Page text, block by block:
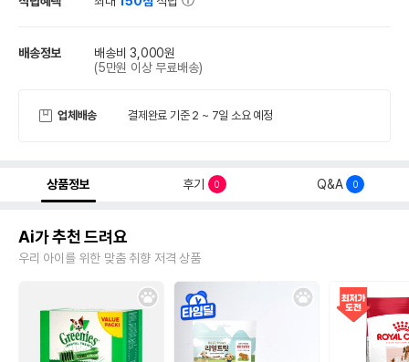
배송정보
배송비 3,000원
(5만원 이상 무료배송)
업체배송 결제완료 기준 2 ~ 7일 소요 예정
상품정보 후기 0 Q&A 0
Ai가 추천 드려요
우리 아이를 위한 맞춤 취향 저격 상품